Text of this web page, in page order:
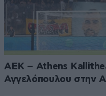
ΑΕΚ – Athens
Αγγελόπουλου στην